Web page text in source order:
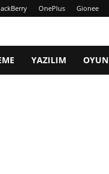
OnePlus Gionee
YAZILIM OYUN